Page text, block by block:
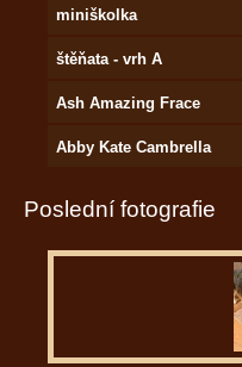
miniškolka
štěňata - vrh A
Ash Amazing Frace
Abby Kate Cambrella
Poslední fotografie